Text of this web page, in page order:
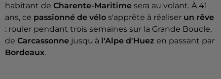
habitant de Charente-Maritime sera au volant. À 41
ans, ce passionné de vélo s'apprête à réaliser un rêve
: rouler pendant trois semaines sur la Grande Boucle,
de Carcassonne jusqu'à l'Alpe d'Huez en passant par
Bordeaux.